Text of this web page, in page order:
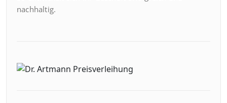
nachhaltig.